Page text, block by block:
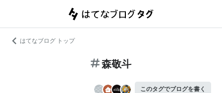
はてなブログ トップ
森敬斗
このタグでブログを書く